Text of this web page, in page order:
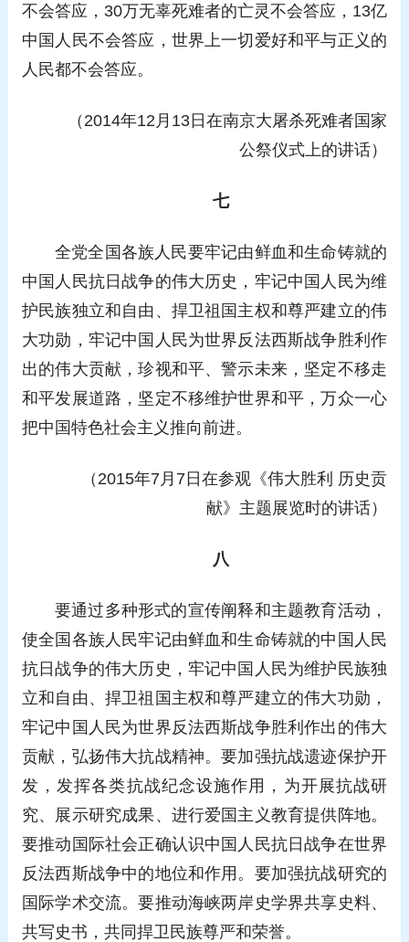
不会答应，30万无辜死难者的亡灵不会答应，13亿
中国人民不会答应，世界上一切爱好和平与正义的
人民都不会答应。
（2014年12月13日在南京大屠杀死难者国家
公祭仪式上的讲话）
七
全党全国各族人民要牢记由鲜血和生命铸就的
中国人民抗日战争的伟大历史，牢记中国人民为维
护民族独立和自由、捍卫祖国主权和尊严建立的伟
大功勋，牢记中国人民为世界反法西斯战争胜利作
出的伟大贡献，珍视和平、警示未来，坚定不移走
和平发展道路，坚定不移维护世界和平，万众一心
把中国特色社会主义推向前进。
（2015年7月7日在参观《伟大胜利 历史贡
献》主题展览时的讲话）
八
要通过多种形式的宣传阐释和主题教育活动，
使全国各族人民牢记由鲜血和生命铸就的中国人民
抗日战争的伟大历史，牢记中国人民为维护民族独
立和自由、捍卫祖国主权和尊严建立的伟大功勋，
牢记中国人民为世界反法西斯战争胜利作出的伟大
贡献，弘扬伟大抗战精神。要加强抗战遗迹保护开
发，发挥各类抗战纪念设施作用，为开展抗战研
究、展示研究成果、进行爱国主义教育提供阵地。
要推动国际社会正确认识中国人民抗日战争在世界
反法西斯战争中的地位和作用。要加强抗战研究的
国际学术交流。要推动海峡两岸史学界共享史料、
共写史书，共同捍卫民族尊严和荣誉。